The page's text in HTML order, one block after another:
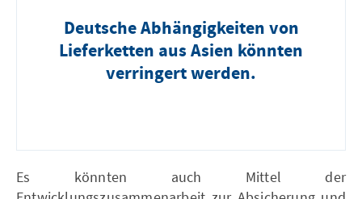
Deutsche Abhängigkeiten von
Lieferketten aus Asien könnten
verringert werden.
Es könnten auch Mittel der